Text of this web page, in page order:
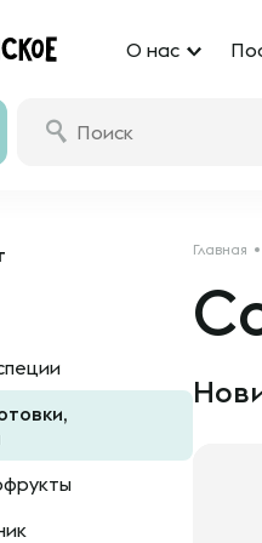
О нас
Главная